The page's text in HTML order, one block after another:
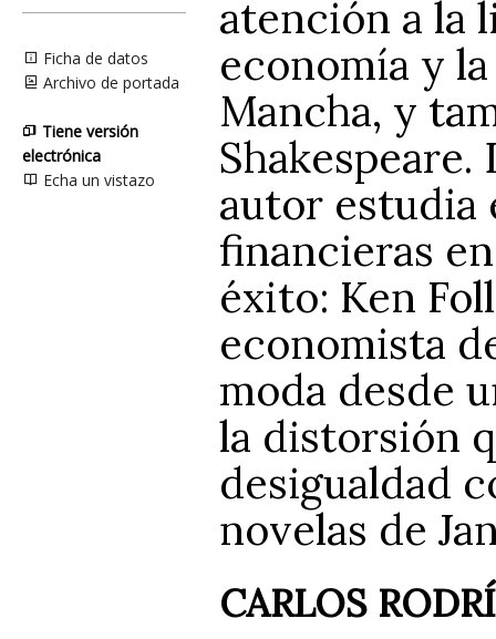
Ficha de datos
Archivo de portada
Tiene versión
electrónica
Echa un vistazo
atención a la
economía y
Mancha, y
autor estudia
financieras
éxito: Ken
economista
moda desde
la distorsión
desigualdad
novelas de
CARLOS